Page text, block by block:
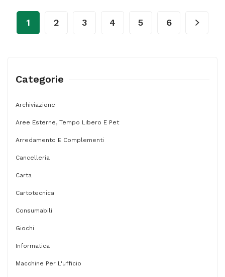
.
1 2 3 4 5 6
Categorie
Archiviazione
Aree Esterne, Tempo Libero E Pet
Arredamento E Complementi
Cancelleria
Carta
Cartotecnica
Consumabili
Giochi
Informatica
Macchine Per L'ufficio